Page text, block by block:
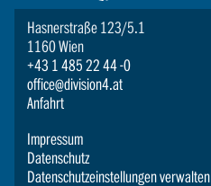
Division4
Hasnerstraße 123/5.1
1160 Wien
+43 1 485 22 44 -0
office@division4.at
Anfahrt
Impressum
Datenschutz
Datenschutzeinstellungen verwalten